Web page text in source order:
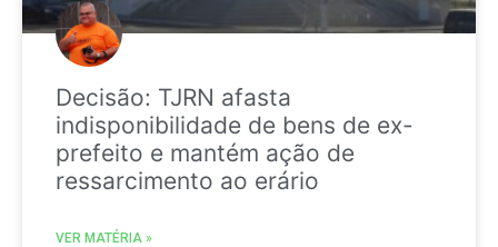
Decisão: TJRN afasta
indisponibilidade de bens de ex-
prefeito e mantém ação de
ressarcimento ao erário
VER MATÉRIA »